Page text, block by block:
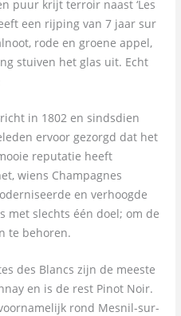
puur krijt terroir naast ‘Les
een rijping van 7 jaar sur
rode en groene appel,
stuiven het glas uit. Echt
in 1802 en sindsdien
ervoor gezorgd dat het
reputatie heeft
wiens Champagnes
en verhoogde
met slechts één doel; om de
te behoren.
des Blancs zijn de meeste
en is de rest Pinot Noir.
rond Mesnil-sur-